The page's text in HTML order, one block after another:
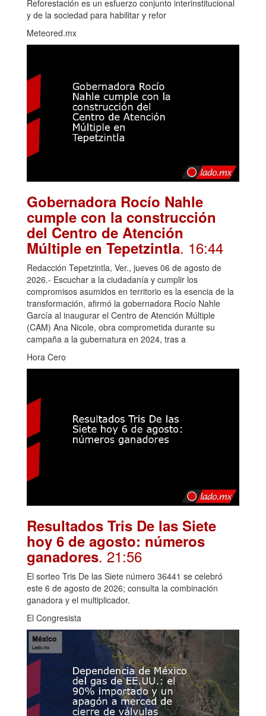
Reforestación es un esfuerzo conjunto interinstitucional
y de la sociedad para habilitar y refor
Meteored.mx
Gobernadora Rocío Nahle
cumple con la construcción
del Centro de Atención
Múltiple en Tepetzintla. 16:44
Redacción Tepetzintla, Ver., jueves 06 de agosto de
2026.- Escuchar a la ciudadanía y cumplir los
compromisos asumidos en territorio es la esencia de la
transformación, afirmó la gobernadora Rocío Nahle
García al inaugurar el Centro de Atención Múltiple
(CAM) Ana Nicole, obra comprometida durante su
campaña a la gubernatura en 2024, tras a
Hora Cero
Resultados Tris De las Siete
hoy 6 de agosto: números
ganadores. 21:56
El sorteo Tris De las Siete número 36441 se celebró
este 6 de agosto de 2026; consulta la combinación
ganadora y el multiplicador.
El Congresista